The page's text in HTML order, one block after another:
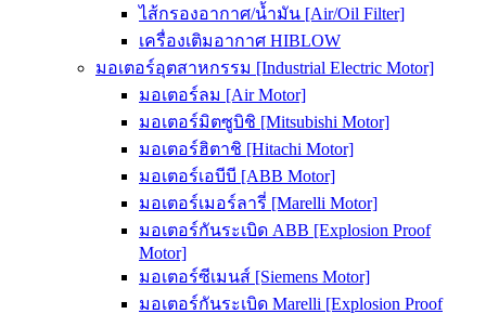
ไส้กรองอากาศ/น้ำมัน [Air/Oil Filter]
เครื่องเติมอากาศ HIBLOW
มอเตอร์อุตสาหกรรม [Industrial Electric Motor]
มอเตอร์ลม [Air Motor]
มอเตอร์มิตซูบิชิ [Mitsubishi Motor]
มอเตอร์ฮิตาชิ [Hitachi Motor]
มอเตอร์เอบีบี [ABB Motor]
มอเตอร์เมอร์ลารี่ [Marelli Motor]
มอเตอร์กันระเบิด ABB [Explosion Proof
Motor]
มอเตอร์ซีเมนส์ [Siemens Motor]
มอเตอร์กันระเบิด Marelli [Explosion Proof